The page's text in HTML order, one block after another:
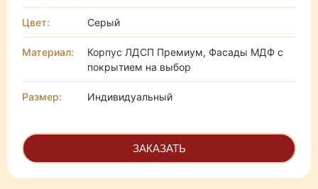
Цвет: Серый
Материал:
Корпус ЛДСП Премиум, Фасады МДФ с
покрытием на выбор
Размер: Индивидуальный
ЗАКАЗАТЬ